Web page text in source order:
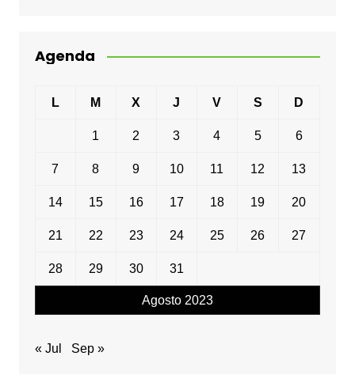
Agenda
Agosto 2023
L M X J V S D
1 2 3 4 5 6
7 8 9 10 11 12 13
14 15 16 17 18 19 20
21 22 23 24 25 26 27
28 29 30 31
« Jul Sep »